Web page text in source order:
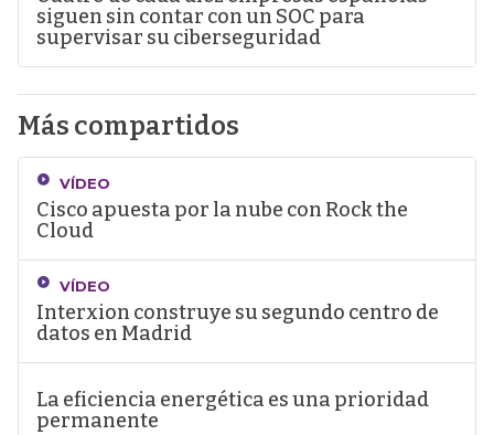
siguen sin contar con un SOC para
supervisar su ciberseguridad
Más compartidos
VÍDEO
Cisco apuesta por la nube con Rock the
Cloud
VÍDEO
Interxion construye su segundo centro de
datos en Madrid
La eficiencia energética es una prioridad
permanente